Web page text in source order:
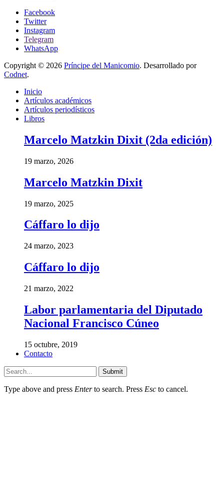
Facebook
Twitter
Instagram
Telegram
WhatsApp
Copyright © 2026 Príncipe del Manicomio. Desarrollado por
Codnet.
Inicio
Artículos académicos
Artículos periodísticos
Libros
Marcelo Matzkin Dixit (2da edición)
19 marzo, 2026
Marcelo Matzkin Dixit
19 marzo, 2025
Cáffaro lo dijo
24 marzo, 2023
Cáffaro lo dijo
21 marzo, 2022
Labor parlamentaria del Diputado
Nacional Francisco Cúneo
15 octubre, 2019
Contacto
Submit
Type above and press Enterto search. Press Esc to cancel.